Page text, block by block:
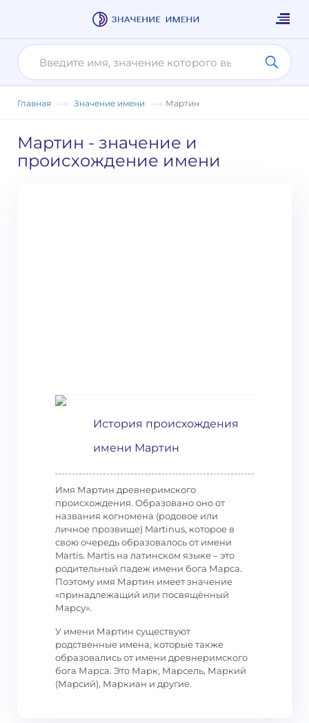
Главная Значение имени Мартин
Мартин - значение и
происхождение имени
История происхождения
имени Мартин
Имя Мартин древнеримского
происхождения. Образовано оно от
названия когномена (родовое или
личное прозвище) Martinus, которое в
свою очередь образовалось от имени
Martis. Martis на латинском языке – это
родительный падеж имени бога Марса.
Поэтому имя Мартин имеет значение
«принадлежащий или посвящённый
Марсу».
У имени Мартин существуют
родственные имена, которые также
образовались от имени древнеримского
бога Марса. Это Марк, Марсель, Маркий
(Марсий), Маркиан и другие.